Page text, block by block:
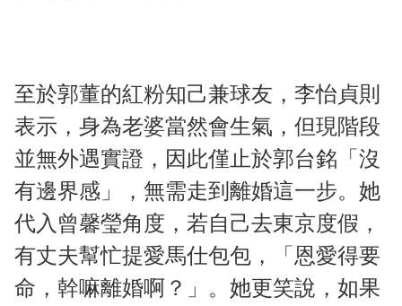
至於郭董的紅粉知己兼球友，李怡貞則
表示，身為老婆當然會生氣，但現階段
並無外遇實證，因此僅止於郭台銘「沒
有邊界感」，無需走到離婚這一步。她
代入曾馨瑩角度，若自己去東京度假，
有丈夫幫忙提愛馬仕包包，「恩愛得要
命，幹嘛離婚啊？」。她更笑說，如果